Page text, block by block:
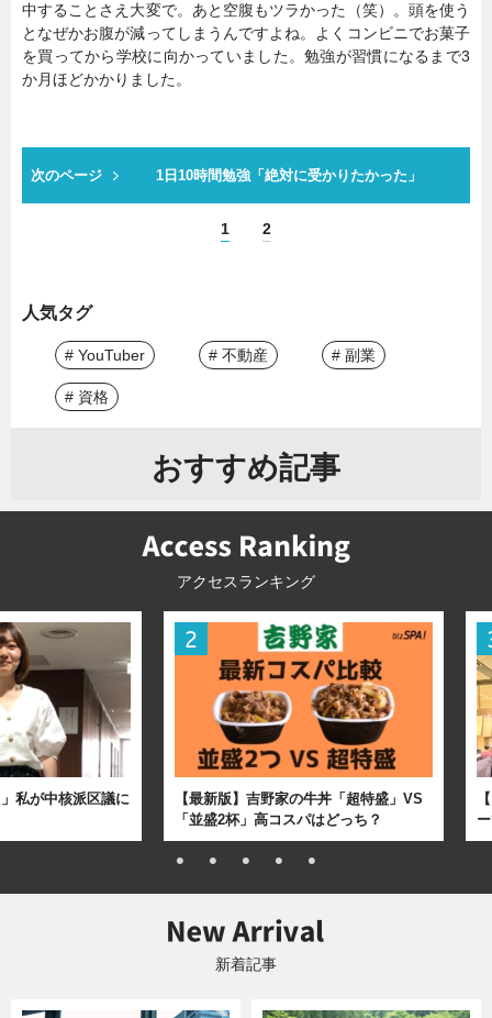
中することさえ大変で。あと空腹もツラかった（笑）。頭を使う
となぜかお腹が減ってしまうんですよね。よくコンビニでお菓子
を買ってから学校に向かっていました。勉強が習慣になるまで3
か月ほどかかりました。
次のページ 1日10時間勉強「絶対に受かりたかった」
1 2
人気タグ
# YouTuber # 不動産 # 副業
# 資格
おすすめ記事
アクセスランキング
私が中核派区議に
【最新版】吉野家の牛丼「超特盛」VS
「並盛2杯」高コスパはどっち？
新着記事